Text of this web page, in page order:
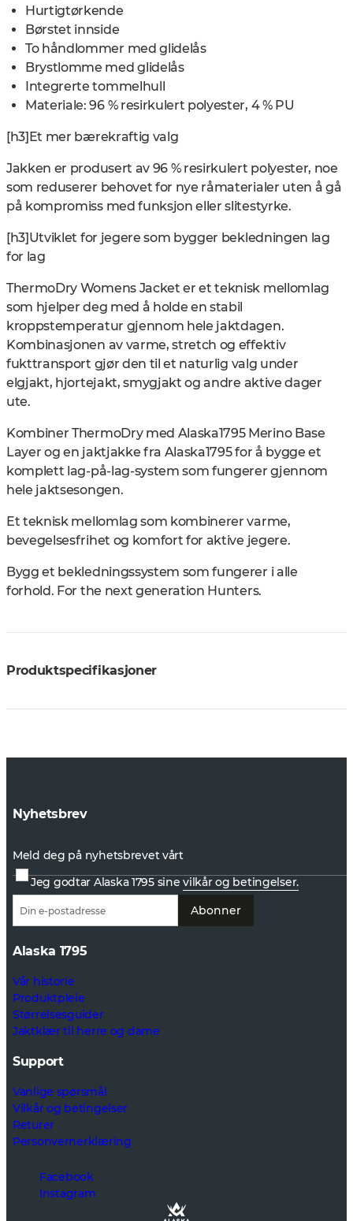
Hurtigtørkende
Børstet innside
To håndlommer med glidelås
Brystlomme med glidelås
Integrerte tommelhull
Materiale: 96 % resirkulert polyester, 4 % PU
[h3]Et mer bærekraftig valg
Jakken er produsert av 96 % resirkulert polyester, noe
som reduserer behovet for nye råmaterialer uten å gå
på kompromiss med funksjon eller slitestyrke.
[h3]Utviklet for jegere som bygger bekledningen lag
for lag
ThermoDry Womens Jacket er et teknisk mellomlag
som hjelper deg med å holde en stabil
kroppstemperatur gjennom hele jaktdagen.
Kombinasjonen av varme, stretch og effektiv
fukttransport gjør den til et naturlig valg under
elgjakt, hjortejakt, smygjakt og andre aktive dager
ute.
Kombiner ThermoDry med Alaska1795 Merino Base
Layer og en jaktjakke fra Alaska1795 for å bygge et
komplett lag-på-lag-system som fungerer gjennom
hele jaktsesongen.
Et teknisk mellomlag som kombinerer varme,
bevegelsesfrihet og komfort for aktive jegere.
Bygg et bekledningssystem som fungerer i alle
forhold. For the next generation Hunters.
Produktspecifikasjoner
Nyhetsbrev
Meld deg på nyhetsbrevet vårt
Jeg godtar Alaska 1795 sinevilkår og betingelser.
Abonner
Alaska 1795
Vår historie
Produktpleie
Størrelsesguider
Jaktklær til herre og dame
Support
Vanlige spørsmål
Vilkår og betingelser
Returer
Personvernerklæring
Facebook
Instagram